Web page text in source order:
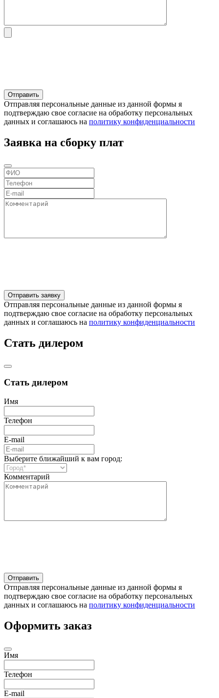
Отправляя персональные данные из данной формы я
подтверждаю свое согласие на обработку персональных
данных и соглашаюсь на политику конфиденциальности
Заявка на сборку плат
Отправляя персональные данные из данной формы я
подтверждаю свое согласие на обработку персональных
данных и соглашаюсь на политику конфиденциальности
Стать дилером
Стать дилером
Имя
Телефон
E-mail
Выберите ближайший к вам город:
Комментарий
Отправляя персональные данные из данной формы я
подтверждаю свое согласие на обработку персональных
данных и соглашаюсь на политику конфиденциальности
Оформить заказ
Имя
Телефон
E-mail